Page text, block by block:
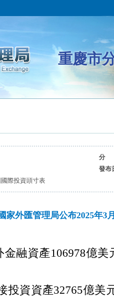
重慶市
分
發布
際投資頭寸表
家外匯管理局公布2025年3
金融資產106978億美
投資資產32765億美